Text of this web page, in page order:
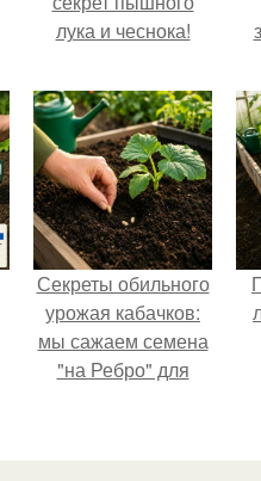
лука и чеснока!
Секреты обильного
урожая кабачков:
мы сажаем семена
"на Ребро" для